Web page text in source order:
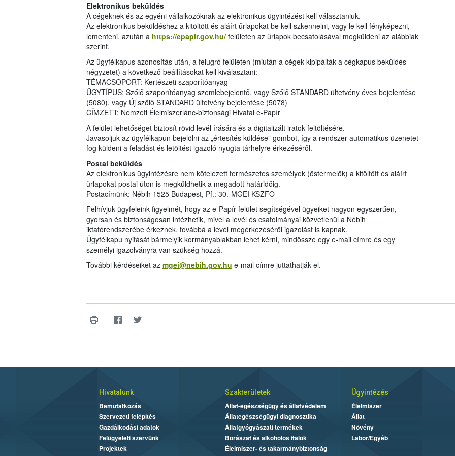
Elektronikus beküldés
A cégeknek és az egyéni vállalkozóknak az elektronikus ügyintézést kell választaniuk.
Az elektronikus beküldéshez a kitöltött és aláírt űrlapokat be kell szkennelni, vagy le kell fényképezni,
lementeni, azután a https://epapir.gov.hu/felületen az űrlapok becsatolásával megküldeni az alábbiak
szerint.
Az ügyfélkapus azonosítás után, a felugró felületen (miután a cégek kipipálták a cégkapus beküldés
négyzetet) a következő beállításokat kell kiválasztani:
TÉMACSOPORT: Kertészeti szaporítóanyag
ÜGYTÍPUS: Szőlő szaporítóanyag szemlebejelentő, vagy Szőlő STANDARD ültetvény éves bejelentése
(5080), vagy Új szőlő STANDARD ültetvény bejelentése (5078)
CÍMZETT: Nemzeti Élelmiszerlánc-biztonsági Hivatal e-Papír
A felület lehetőséget biztosít rövid levél írására és a digitalizált iratok feltöltésére.
Javasoljuk az ügyfélkapun bejelölni az „értesítés küldése” gombot, így a rendszer automatikus üzenetet
fog küldeni a feladást és letöltést igazoló nyugta tárhelyre érkezéséről.
Postai beküldés
Az elektronikus ügyintézésre nem kötelezett természetes személyek (őstermelők) a kitöltött és aláírt
űrlapokat postai úton is megküldhetik a megadott határidőig.
Postacímünk: Nébih 1525 Budapest, Pf.: 30.-MGEI KSZFO
Felhívjuk ügyfeleink figyelmét, hogy az e-Papír felület segítségével ügyeiket nagyon egyszerűen,
gyorsan és biztonságosan intézhetik, mivel a levél és csatolmányai közvetlenül a Nébih
iktatórendszerébe érkeznek, továbbá a levél megérkezéséről igazolást is kapnak.
Ügyfélkapu nyitását bármelyik kormányablakban lehet kérni, mindössze egy e-mail címre és egy
személyi igazolványra van szükség hozzá.
További kérdéseiket az mgei@nebih.gov.hu e-mail címre juttathatják el.
Hivatalunk
Bemutatkozás
Szervezeti felépítés
Gazdálkodási adatok
Felügyeleti szervünk
Projektek
Szakterületek
Állat-egészségügy és állatvédelem
Állategészségügyi diagnosztika
Állatgyógyászati termékek
Borászat és alkoholos italok
Élelmiszer- és takarmánybiztonság
Ügyintézés
Élelmiszer
Állat
Növény
Labor/Egyéb